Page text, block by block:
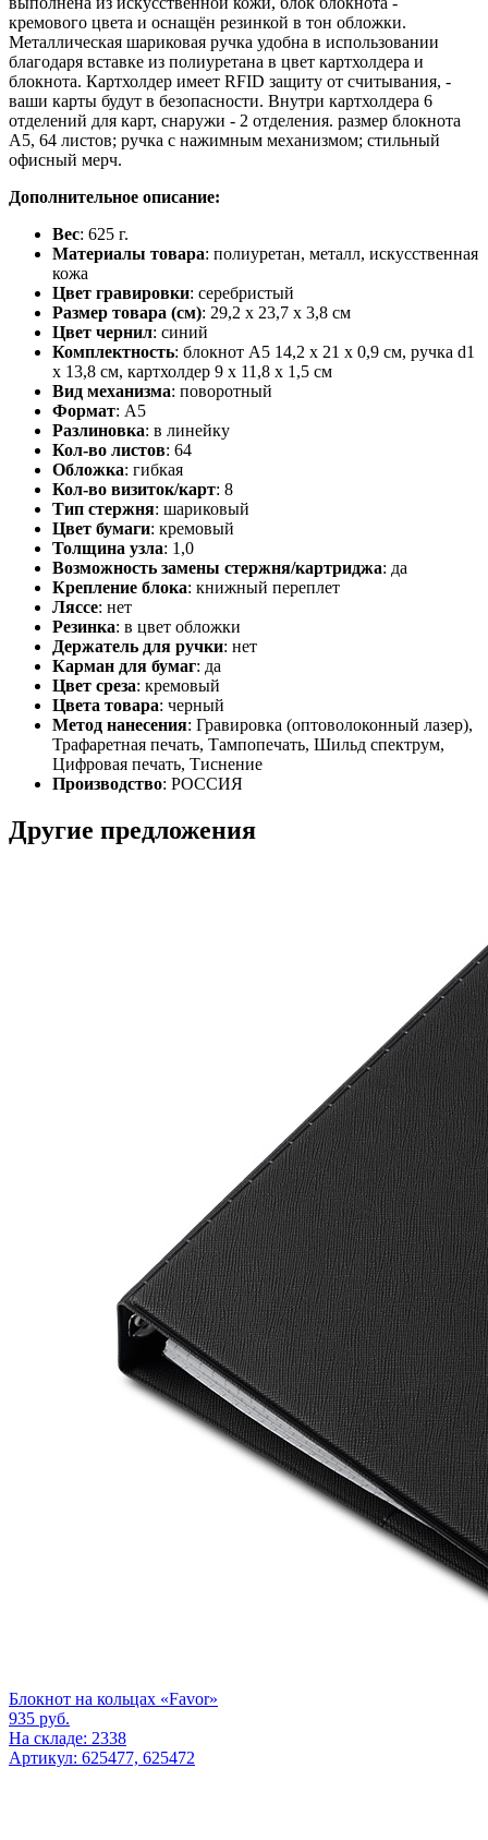
кремового цвета и оснащён резинкой в тон обложки.
Металлическая шариковая ручка удобна в использовании
благодаря вставке из полиуретана в цвет картхолдера и
блокнота. Картхолдер имеет RFID защиту от считывания, -
ваши карты будут в безопасности. Внутри картхолдера 6
отделений для карт, снаружи - 2 отделения. размер блокнота
А5, 64 листов; ручка с нажимным механизмом; стильный
офисный мерч.
Дополнительное описание:
Вес: 625 г.
Материалы товара: полиуретан, металл, искусственная
кожа
Цвет гравировки: серебристый
Размер товара (см): 29,2 х 23,7 х 3,8 см
Цвет чернил: синий
Комплектность: блокнот A5 14,2 х 21 х 0,9 см, ручка d1
х 13,8 см, картхолдер 9 х 11,8 х 1,5 см
Вид механизма: поворотный
Формат: A5
Разлиновка: в линейку
Кол-во листов: 64
Обложка: гибкая
Кол-во визиток/карт: 8
Тип стержня: шариковый
Цвет бумаги: кремовый
Толщина узла: 1,0
Возможность замены стержня/картриджа: да
Крепление блока: книжный переплет
Ляссе: нет
Резинка: в цвет обложки
Держатель для ручки: нет
Карман для бумаг: да
Цвет среза: кремовый
Цвета товара: черный
Метод нанесения: Гравировка (оптоволоконный лазер),
Трафаретная печать, Тампопечать, Шильд спектрум,
Цифровая печать, Тиснение
Производство: РОССИЯ
Другие предложения
Блокнот на кольцах «Favor»
935 руб.
На складе: 2338
Артикул: 625477, 625472